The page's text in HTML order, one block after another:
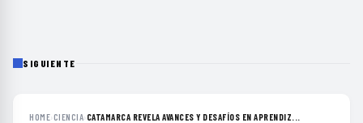
SIGUIENTE
HOME›CIENCIA› CATAMARCA REVELA AVANCES Y DESAFÍOS EN APRENDIZ...